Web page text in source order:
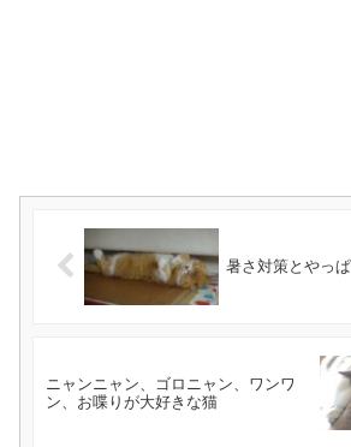
暑さ対策とやっ
ニャンニャン、ゴロニャン、ワンワ
ン、お喋りが大好きな猫